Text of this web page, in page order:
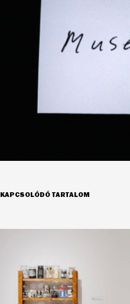
KAPCSOLÓDÓ TARTALOM